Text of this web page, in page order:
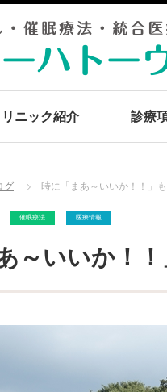
リニック紹介 診療
グ 時に「まあ～いいか！！」も
催眠療法 医療情報
～いいか！！